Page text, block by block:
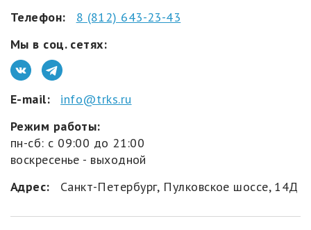
Телефон:
8 (812) 643-23-43
Мы в соц. сетях:
E-mail:
info@trks.ru
Режим работы:
пн-сб: с 09:00 до 21:00
воскресенье - выходной
Адрес:
Санкт-Петербург, Пулковское шоссе, 14Д